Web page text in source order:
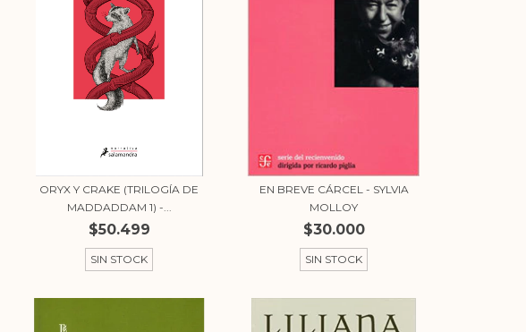
ORYX Y CRAKE (TRILOGÍA DE
MADDADDAM 1) -...
$50.499
SIN STOCK
EN BREVE CÁRCEL - SYLVIA
MOLLOY
$30.000
SIN STOCK